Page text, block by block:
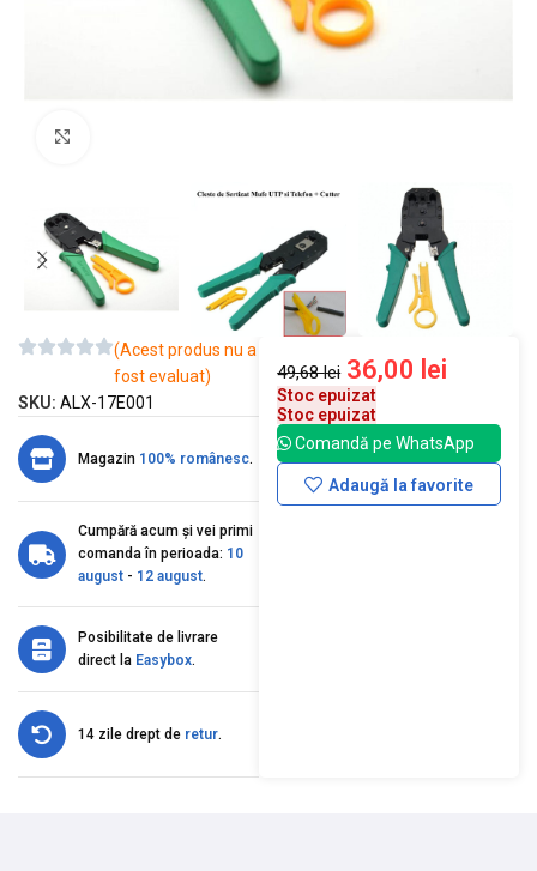
(Acest produs nu a
fost evaluat)
SKU: ALX-17E001
Magazin 100% românesc.
Cumpără acum și vei primi
comanda în perioada: 10
august - 12 august.
Posibilitate de livrare
direct la Easybox.
14 zile drept de retur.
49,68lei 36,00 lei
Stoc epuizat
Stoc epuizat
Comandă pe WhatsApp
Adaugă la favorite